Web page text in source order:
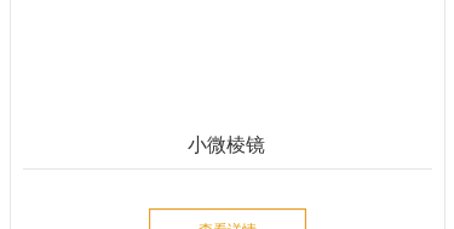
小微棱镜